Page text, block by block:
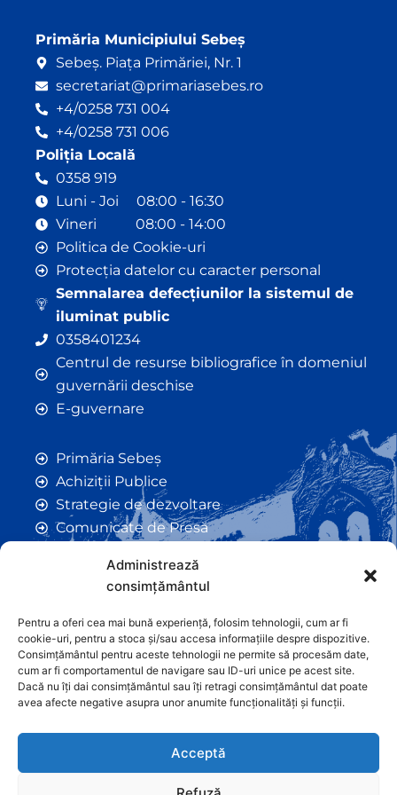
Administrează
consimțământul
Pentru a oferi cea mai bună experiență, folosim tehnologii, cum ar fi
cookie-uri, pentru a stoca și/sau accesa informațiile despre dispozitive.
Consimțământul pentru aceste tehnologii ne permite să procesăm date,
cum ar fi comportamentul de navigare sau ID-uri unice pe acest site.
Dacă nu îți dai consimțământul sau îți retragi consimțământul dat poate
avea afecte negative asupra unor anumite funcționalități și funcții.
Acceptă
Primăria Municipiului Sebeș
Sebeș. Piața Primăriei, Nr. 1
secretariat@primariasebes.ro
+4/0258 731 004
+4/0258 731 006
Poliția Locală
0358 919
Luni - Joi 08:00 - 16:30
Vineri 08:00 - 14:00
Politica de Cookie-uri
Protecția datelor cu caracter personal
Semnalarea defecțiunilor la sistemul de
iluminat public
0358401234
Centrul de resurse bibliografice în domeniul
guvernării deschise
E-guvernare
Primăria Sebeș
Achiziții Publice
Strategie de dezvoltare
Comunicate de Presă
Anunțuri
Hotarâri de Consiliu
Certificate de Urbanism
Autorizații de Construcții
Orașe Înfrățite
Contact